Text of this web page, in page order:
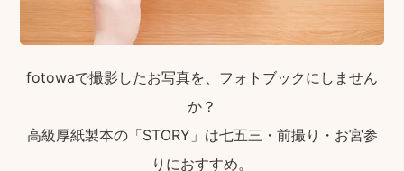
fotowaで撮影したお写真を、フォトブックにしません
か？
高級厚紙製本の「STORY」は七五三・前撮り・お宮参
りにおすすめ。